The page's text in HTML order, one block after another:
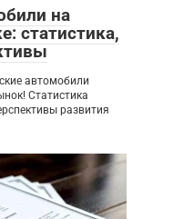
на
статистика,
автомобили
Статистика
развития